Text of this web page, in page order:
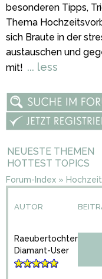
besonderen Tipps,
Thema
sich Braute in der
austauschen und
mit! ... less
NEUESTE THEMEN
HOTTEST TOPICS
Forum-Index »
AUTOR
Raeubertochter
Diamant-User